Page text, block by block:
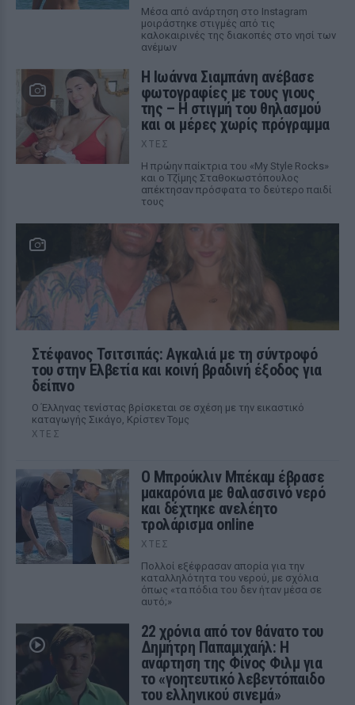
Μέσα από ανάρτηση στο Instagram
μοιράστηκε στιγμές από τις
καλοκαιρινές της διακοπές στο νησί των
ανέμων
H Ιωάννα Σιαμπάνη ανέβασε
φωτογραφίες με τους γιους
της – Η στιγμή του θηλασμού
και οι μέρες χωρίς πρόγραμμα
ΧΤΕΣ
Η πρώην παίκτρια του «My Style Rocks»
και ο Τζίμης Σταθοκωστόπουλος
απέκτησαν πρόσφατα το δεύτερο παιδί
τους
Στέφανος Τσιτσιπάς: Αγκαλιά με τη σύντροφό
του στην Ελβετία και κοινή βραδινή έξοδος για
δείπνο
Ο Έλληνας τενίστας βρίσκεται σε σχέση με την εικαστικό
καταγωγής Σικάγο, Κρίστεν Τομς
ΧΤΕΣ
Ο Μπρούκλιν Μπέκαμ έβρασε
μακαρόνια με θαλασσινό νερό
και δέχτηκε ανελέητο
τρολάρισμα online
ΧΤΕΣ
Πολλοί εξέφρασαν απορία για την
καταλληλότητα του νερού, με σχόλια
όπως «τα πόδια του δεν ήταν μέσα σε
αυτό;»
22 χρόνια από τον θάνατο του
Δημήτρη Παπαμιχαήλ: Η
ανάρτηση της Φίνος Φιλμ για
το «γοητευτικό λεβεντόπαιδο
του ελληνικού σινεμά»